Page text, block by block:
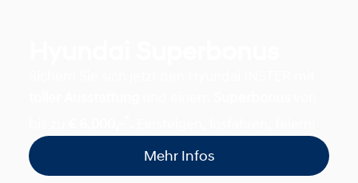
Mehr Infos